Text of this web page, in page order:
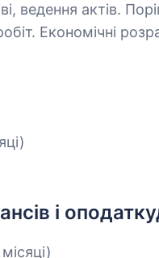
ведення актів.
Економічні
і